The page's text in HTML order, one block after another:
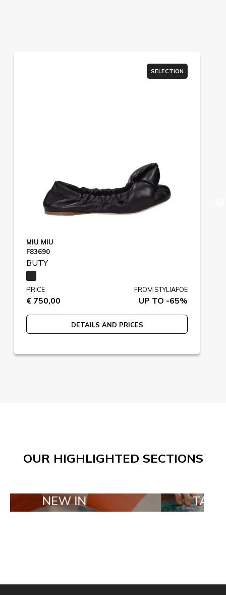
SELECTION
MIU MIU
F83690
BUTY
PRICE
€ 750,00
FROM STYLIAFOE
UP TO -65%
DETAILS AND PRICES
OUR HIGHLIGHTED SECTIONS
TAILOR MADE